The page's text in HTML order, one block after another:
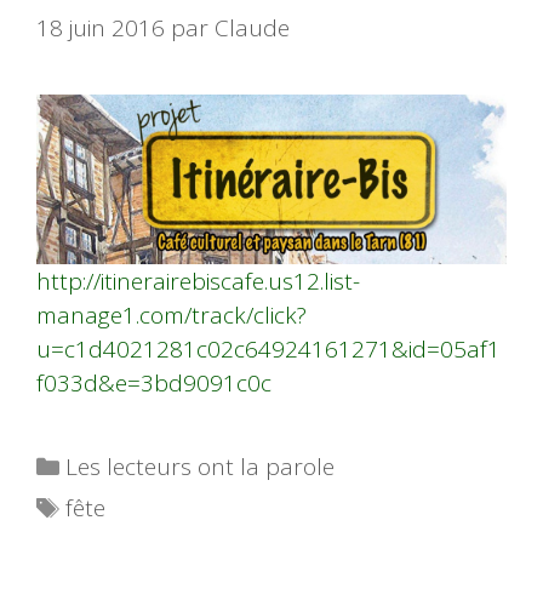
18 juin 2016 par Claude
http://itinerairebiscafe.us12.list-
manage1.com/track/click?
u=c1d4021281c02c64924161271&id=05af1
f033d&e=3bd9091c0c
Catégories
Les lecteurs ont la parole
Étiquettes
fête